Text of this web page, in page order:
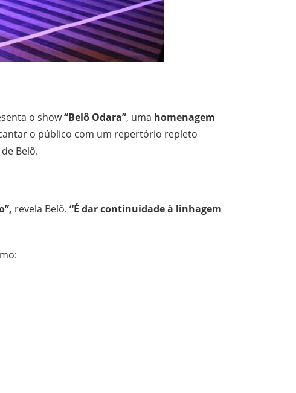
o show“Belô Odara”, uma homenagem
o público com um repertório repleto
de Belô.
revela Belô. “É dar continuidade à linhagem